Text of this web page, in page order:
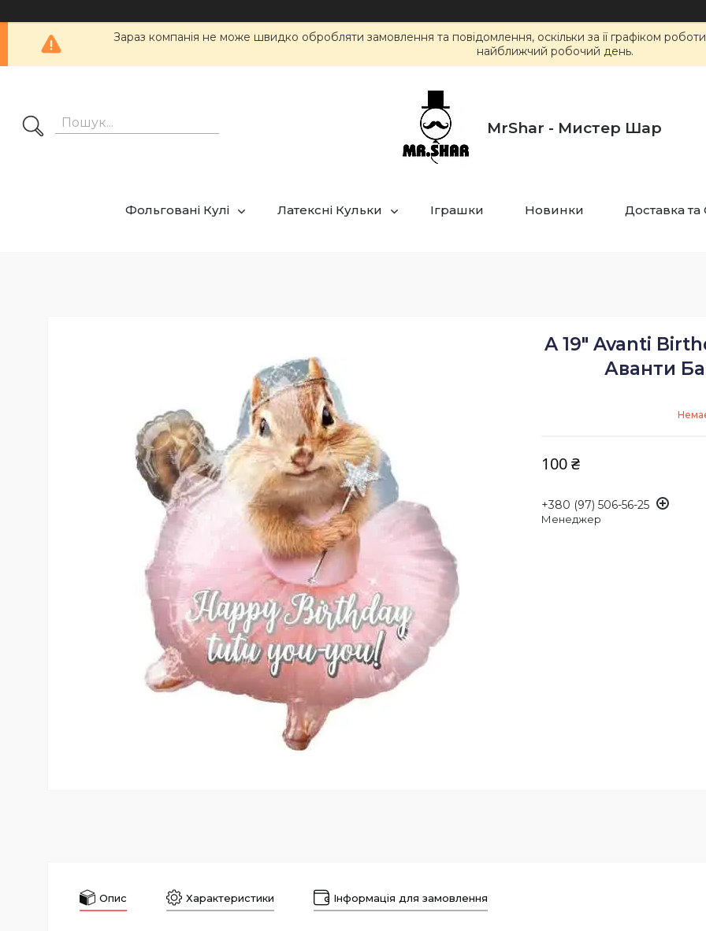
Зараз компанія не може швидко обробляти замовлення та повідомлення, оскільки за її графіком
найближчий робочий день.
MrShar - Мистер Шар
Фольговані Кулі Латексні Кульки Іграшки Новинки Доставка та
A 19" Avanti
Аванти
100 ₴
+380 (97) 506-56-25
Менеджер
Опис Характеристики Інформація для замовлення